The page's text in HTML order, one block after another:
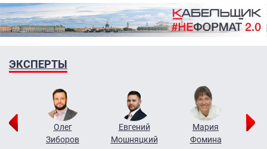
ЭКСПЕРТЫ
Олег
Зиборов
Евгений
Мошняцкий
Мария
Фомина